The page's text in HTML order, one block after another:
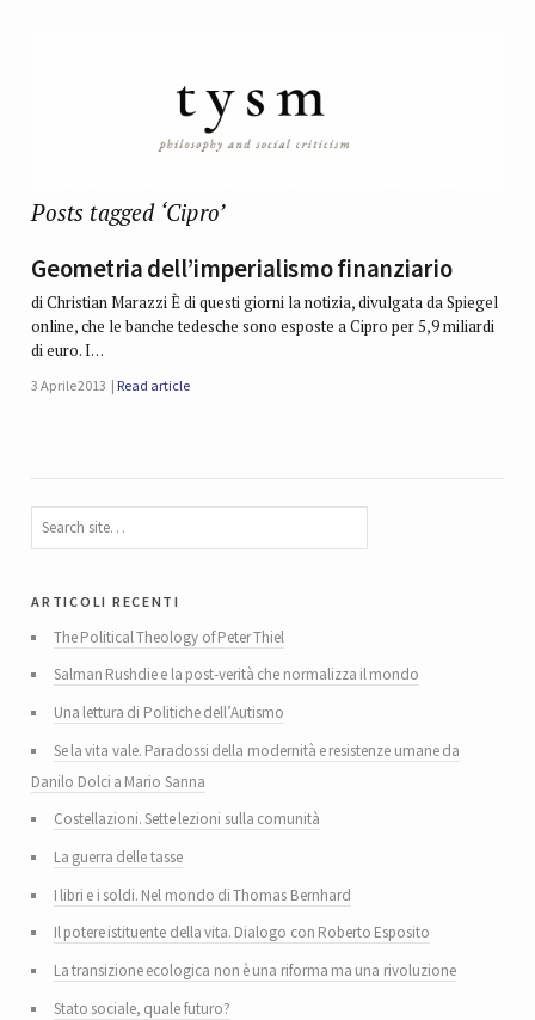
Posts tagged ‘Cipro’
Geometria dell’imperialismo finanziario
di Christian Marazzi È di questi giorni la notizia, divulgata da Spiegel
online, che le banche tedesche sono esposte a Cipro per 5,9 miliardi
di euro. I…
3 Aprile 2013 Read article
articoli recenti
The Political Theology of Peter Thiel
Salman Rushdie e la post-verità che normalizza il mondo
Una lettura di Politiche dell’Autismo
Se la vita vale. Paradossi della modernità e resistenze umane da
Danilo Dolci a Mario Sanna
Costellazioni. Sette lezioni sulla comunità
La guerra delle tasse
I libri e i soldi. Nel mondo di Thomas Bernhard
Il potere istituente della vita. Dialogo con Roberto Esposito
La transizione ecologica non è una riforma ma una rivoluzione
Stato sociale, quale futuro?